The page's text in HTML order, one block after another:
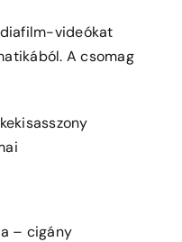
diafilm-videókat
A csomag
– cigány